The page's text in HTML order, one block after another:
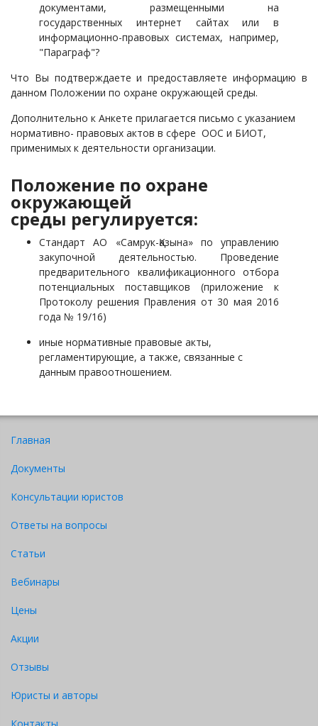
документами, размещенными на
государственных интернет сайтах или в
информационно-правовых системах, например,
"Параграф"?
Что Вы подтверждаете и предоставляете информацию в
данном Положении по охране окружающей среды.
Дополнительно к Анкете прилагается письмо с указанием
нормативно- правовых актов в сфере ООС и БИОТ,
применимых к деятельности организации.
Положение по охране
окружающей
среды регулируется:
Стандарт АО «Самрук-Қазына» по управлению
закупочной деятельностью. Проведение
предварительного квалификационного отбора
потенциальных поставщиков (приложение к
Протоколу решения Правления от 30 мая 2016
года № 19/16)
иные нормативные правовые акты,
регламентирующие, а также, связанные с
данным правоотношением.
Главная
Документы
Консультации юристов
Ответы на вопросы
Статьи
Вебинары
Цены
Акции
Отзывы
Юристы и авторы